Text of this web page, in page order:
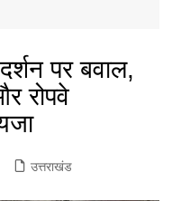
पर बवाल,
रोपवे
उत्तराखंड